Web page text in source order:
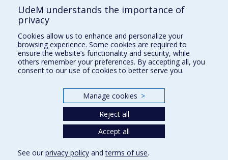
Supporting the School
NEED HELP?
Sitemap
Report a problem
Accessibility
Our Departments and Schools
Programs and Courses in our Faculty
UdeM understands the importance of
privacy
Cookies allow us to enhance and personalize your
browsing experience. Some cookies are required to
ensure the website’s functionality and security, while
others remember your preferences. By accepting all, you
consent to our use of cookies to better serve you.
Manage cookies >
Reject all
Accept all
See our privacy policy andterms of use.